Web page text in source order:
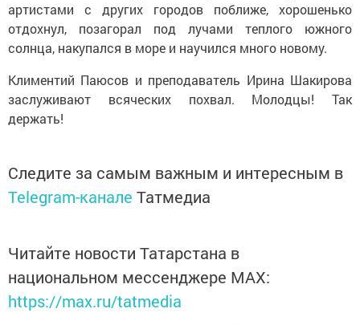
артистами с других городов поближе, хорошенько
отдохнул, позагорал под лучами теплого южного
солнца, накупался в море и научился много новому.
Климентий Паюсов и преподаватель Ирина Шакирова
заслуживают всяческих похвал. Молодцы! Так
держать!
Следите за самым важным и интересным в
Telegram-канале Татмедиа
Читайте новости Татарстана в
национальном мессенджере MАХ:
https://max.ru/tatmedia